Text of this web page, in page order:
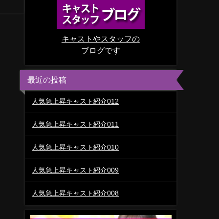
キャストやスタッフの
ブログです
最近の投稿
人気急上昇キャスト紹介012
人気急上昇キャスト紹介011
人気急上昇キャスト紹介010
人気急上昇キャスト紹介009
人気急上昇キャスト紹介008